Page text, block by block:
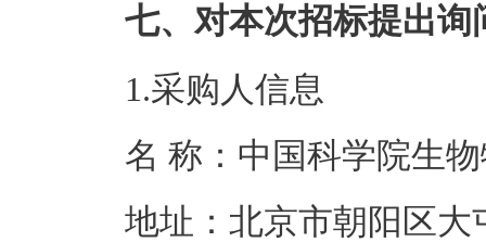
七、对本次招标提出
1.采购人信息
名 称：中国科学
地址：北京市